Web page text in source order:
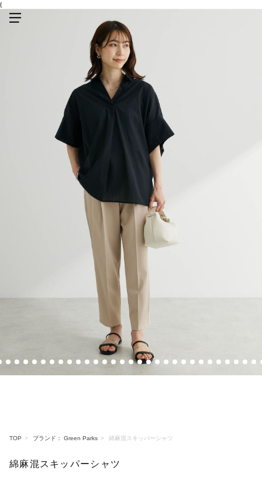
{
TOP ブランド： Green Parks 綿麻混スキッパーシャツ
綿麻混スキッパーシャツ
3 4 5 6 7 8 9 10 11 12 13 14 15 16 17 18 19 20 21 22 23 24 25 26 27 28 29 30 31